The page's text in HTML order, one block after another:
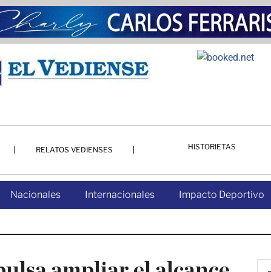
RELATOS VEDIENSES HISTORIETAS
Nacionales Internacionales Impacto Deportivo